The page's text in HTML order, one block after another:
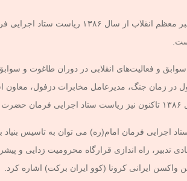
محمد مخبر که با حکم رهبر معظم انقلاب
و فعالیت‌های انقلابی در دوران طاغوت و
در زمان جنگ، مدیرعامل مخابرات دزفول، معاون
اجرایی فرمان امام(ره) می توان به تاسیس
تدبیر، راه اندازی قرارگاه محرومیت زدایی و
واکسن ایرانی کرونا (کوو ایران برکت) اشاره کرد.